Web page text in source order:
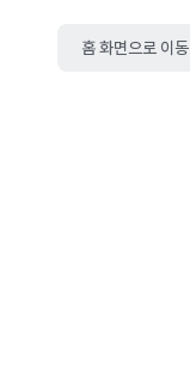
홈 화면으로 이동